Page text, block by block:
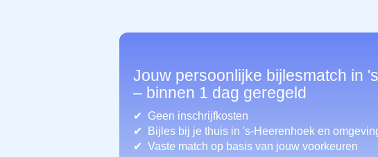
Jouw persoonlijke bijlesmatch in
– binnen 1 dag geregeld
Geen inschrijfkosten
Bijles bij je thuis in 's-Heerenhoek en
Vaste match op basis van jouw voorkeuren